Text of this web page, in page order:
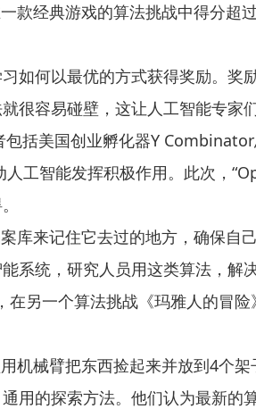
款经典游戏的算法挑战中得分
何以最优的方式获得奖励。奖
很容易碰壁，这让人工智能专家们
美国创业孵化器Y Combinator
工智能发挥积极作用。此次，
来记住它去过的地方，确保自
系统，研究人员用这类算法，
另一个算法挑战《玛雅人的冒
械臂把东西捡起来并放到4个架
的探索方法。他们认为最新的